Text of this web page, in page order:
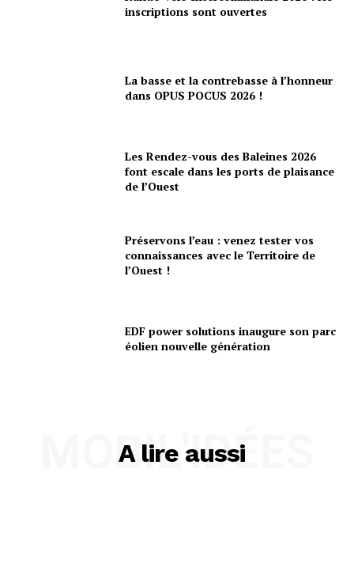
inscriptions sont ouvertes
La basse et la contrebasse à l’honneur
dans OPUS POCUS 2026 !
Les Rendez-vous des Baleines 2026
font escale dans les ports de plaisance
de l’Ouest
Préservons l’eau : venez tester vos
connaissances avec le Territoire de
l’Ouest !
EDF power solutions inaugure son parc
éolien nouvelle génération
A lire aussi
MOBIL'IDÉES